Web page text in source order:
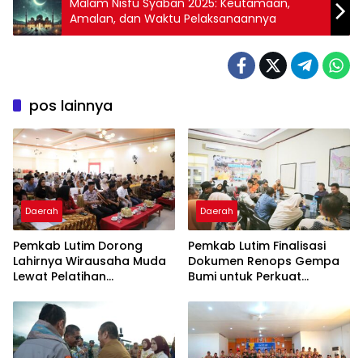
Malam Nisfu Syaban 2025: Keutamaan,
Amalan, dan Waktu Pelaksanaannya
pos lainnya
Daerah
Pemkab Lutim Dorong
Lahirnya Wirausaha Muda
Lewat Pelatihan
Daerah
Pemkab Lutim Finalisasi
Dokumen Renops Gempa
Bumi untuk Perkuat